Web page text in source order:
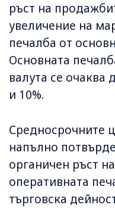
ръст на
увеличение на
печалба от
Основната
валута се очаква
и 10%.
Средносрочните
напълно
органичен ръст
оперативната
търговска